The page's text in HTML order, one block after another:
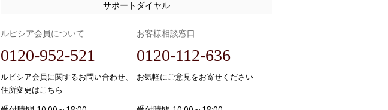
サポートダイヤル
ルピシア会員について
0120-952-521
ルピシア会員に関するお問い合わせ、
住所変更はこちら
お客様相談窓口
0120-112-636
お気軽にご意見をお寄せください